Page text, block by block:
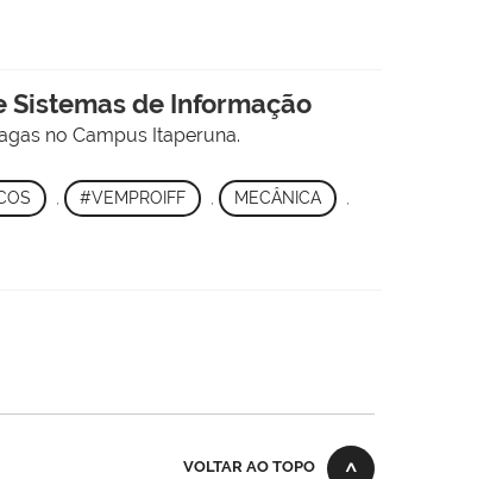
Sistemas de Informação
no Campus Itaperuna.
, #VEMPROIFF , MECÂNICA ,
VOLTAR AO TOPO